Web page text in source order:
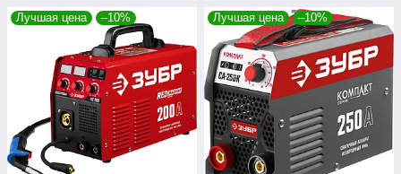
Лучшая цена –10% Лучшая цена –10%